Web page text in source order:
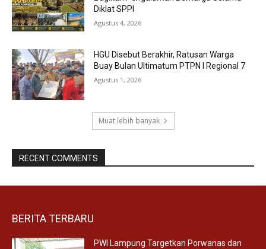
Diklat SPPI
Agustus 4, 2026
HGU Disebut Berakhir, Ratusan Warga
Buay Bulan Ultimatum PTPN I Regional 7
Agustus 1, 2026
Muat lebih banyak
RECENT COMMENTS
BERITA TERBARU
PWI Lampung Targetkan Porwanas dan